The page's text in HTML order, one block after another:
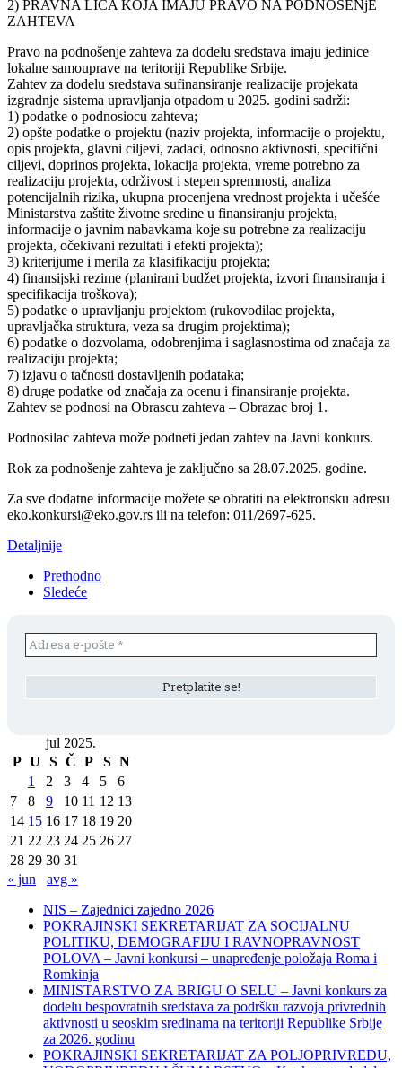
2) PRAVNA LICA KOJA IMAJU PRAVO NA PODNOŠENjE
ZAHTEVA
Pravo na podnošenje zahteva za dodelu sredstava imaju jedinice
lokalne samouprave na teritoriji Republike Srbije.
Zahtev za dodelu sredstava sufinansiranje realizacije projekata
izgradnje sistema upravljanja otpadom u 2025. godini sadrži:
1) podatke o podnosiocu zahteva;
2) opšte podatke o projektu (naziv projekta, informacije o projektu,
opis projekta, glavni ciljevi, zadaci, odnosno aktivnosti, specifični
ciljevi, doprinos projekta, lokacija projekta, vreme potrebno za
realizaciju projekta, održivost i stepen spremnosti, analiza
potencijalnih rizika, ukupna procenjena vrednost projekta i učešće
Ministarstva zaštite životne sredine u finansiranju projekta,
informacije o javnim nabavkama koje su potrebne za realizaciju
projekta, očekivani rezultati i efekti projekta);
3) kriterijume i merila za klasifikaciju projekta;
4) finansijski rezime (planirani budžet projekta, izvori finansiranja i
specifikacija troškova);
5) podatke o upravljanju projektom (rukovodilac projekta,
upravljačka struktura, veza sa drugim projektima);
6) podatke o dozvolama, odobrenjima i saglasnostima od značaja za
realizaciju projekta;
7) izjavu o tačnosti dostavljenih podataka;
8) druge podatke od značaja za ocenu i finansiranje projekta.
Zahtev se podnosi na Obrascu zahteva – Obrazac broj 1.
Podnosilac zahteva može podneti jedan zahtev na Javni konkurs.
Rok za podnošenje zahteva je zaključno sa 28.07.2025. godine.
Za sve dodatne informacije možete se obratiti na elektronsku adresu
eko.konkursi@eko.gov.rs ili na telefon: 011/2697-625.
Detaljnije
Prethodno
Sledeće
jul 2025.
P U S Č P S N
1
2 3 4 5
6
7
8 9 10 11 12 13
14 15 16 17 18 19 20
21 22 23 24 25 26 27
28 29 30 31
« jun
avg »
NIS – Zajednici zajedno 2026
POKRAJINSKI SEKRETARIJAT ZA SOCIJALNU
POLITIKU, DEMOGRAFIJU I RAVNOPRAVNOST
POLOVA – Javni konkursi – unapređenje položaja Roma i
Romkinja
MINISTARSTVO ZA BRIGU O SELU – Javni konkurs za
dodelu bespovratnih sredstava za podršku razvoja privrednih
aktivnosti u seoskim sredinama na teritoriji Republike Srbije
za 2026. godinu
POKRAJINSKI SEKRETARIJAT ZA POLJOPRIVREDU,